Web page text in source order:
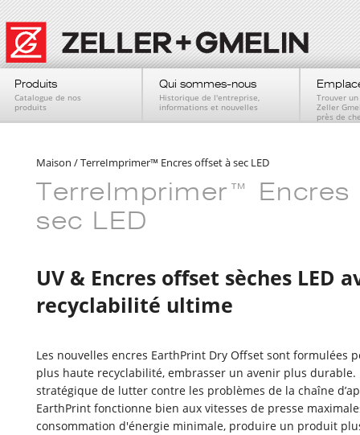
Produits
Catalogue de nos
produits
Qui sommes-nous
Historique de l'entreprise,
informations et nouvelles
Trouver
Zeller
près de
Maison /TerreImprimer™ Encres offset à sec LED
TerreImprimer™ Encres
sec LED
UV & Encres offset sèches LED
recyclabilité ultime
Les nouvelles encres EarthPrint Dry Offset sont formulées
plus haute recyclabilité, embrasser un avenir plus durable.
stratégique de lutter contre les problèmes de la chaîne
EarthPrint fonctionne bien aux vitesses de presse
consommation d'énergie minimale, produire un produit